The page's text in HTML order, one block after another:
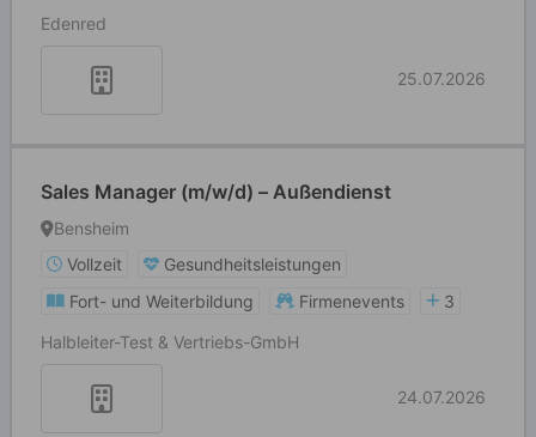
Edenred
25.07.2026
Sales Manager (m/w/d) – Außendienst
Bensheim
Vollzeit
Gesundheitsleistungen
Fort- und Weiterbildung
Firmenevents
3
Halbleiter-Test & Vertriebs-GmbH
24.07.2026